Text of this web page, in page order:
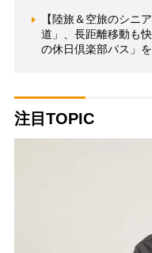
【陸旅＆空旅のシニ
道」、長距離移動も
の休日倶楽部パス」
注目TOPIC